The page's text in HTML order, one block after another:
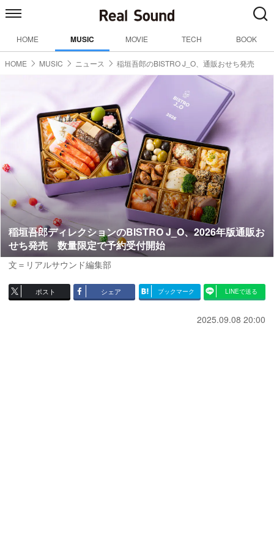
HOME MUSIC MOVIE TECH BOOK
HOME MUSIC ニュース 稲垣吾郎のBISTRO J_O、通販おせち発売
稲垣吾郎ディレクションのBISTRO J_O、2026年版通販お
せち発売 数量限定で予約受付開始
文＝リアルサウンド編集部
ポスト シェア ブックマーク LINEで送る
2025.09.08 20:00